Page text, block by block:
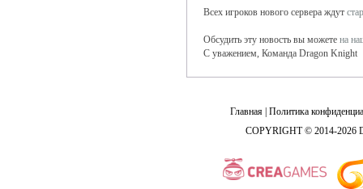
Всех игроков нового сервера ждут
Обсудить эту новость вы можете на
С уважением, Команда Dragon Knight
Главная Политика
COPYRIGHT © 2014-2026